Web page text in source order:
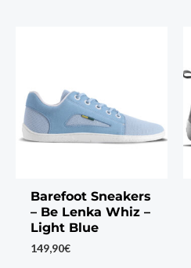
Barefoot Sneakers
– Be Lenka Whiz –
Light Blue
149,90€